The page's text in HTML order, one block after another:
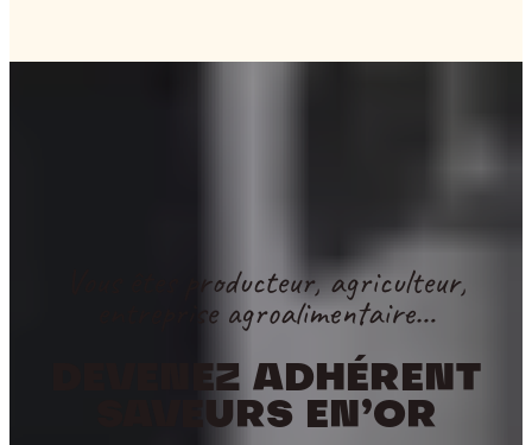
Vous êtes producteur, agriculteur,
entreprise agroalimentaire…
DEVENEZ ADHÉRENT
SAVEURS EN’OR